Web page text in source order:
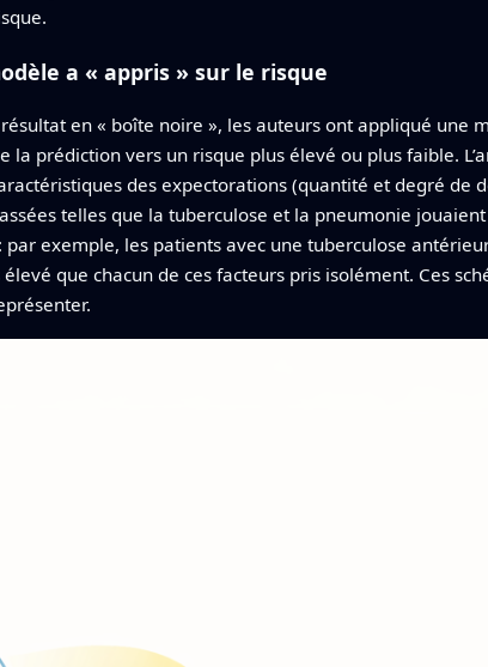
a « appris » sur le risque
en « boîte noire », les auteurs ont appliqué une
la prédiction vers un risque plus élevé ou plus faible.
des expectorations (quantité et degré de
telles que la tuberculose et la pneumonie
par exemple, les patients avec une tuberculose
que chacun de ces facteurs pris isolément. Ces